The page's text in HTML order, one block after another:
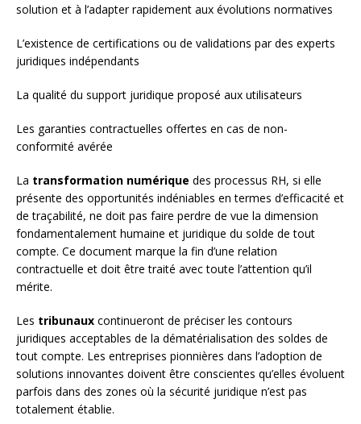
solution et à l’adapter rapidement aux évolutions normatives
L’existence de certifications ou de validations par des experts
juridiques indépendants
La qualité du support juridique proposé aux utilisateurs
Les garanties contractuelles offertes en cas de non-
conformité avérée
La transformation numérique des processus RH, si elle
présente des opportunités indéniables en termes d’efficacité et
de traçabilité, ne doit pas faire perdre de vue la dimension
fondamentalement humaine et juridique du solde de tout
compte. Ce document marque la fin d’une relation
contractuelle et doit être traité avec toute l’attention qu’il
mérite.
Les tribunaux continueront de préciser les contours
juridiques acceptables de la dématérialisation des soldes de
tout compte. Les entreprises pionnières dans l’adoption de
solutions innovantes doivent être conscientes qu’elles évoluent
parfois dans des zones où la sécurité juridique n’est pas
totalement établie.